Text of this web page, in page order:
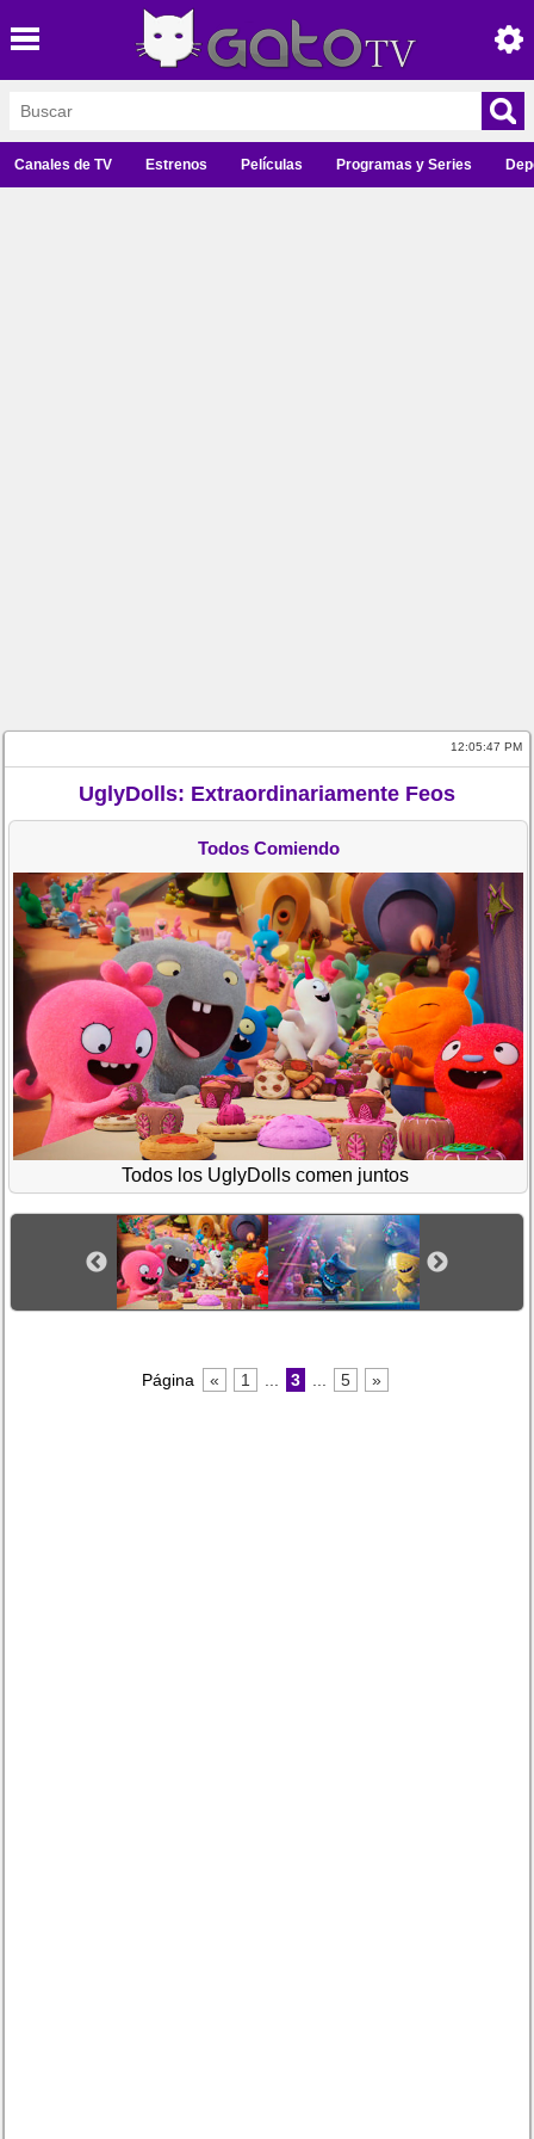
Canales de TV Estrenos Películas Programas y Series
12:05:47 PM
UglyDolls: Extraordinariamente Feos
Todos Comiendo
Todos los UglyDolls comen juntos
Página « 1 3 5 »